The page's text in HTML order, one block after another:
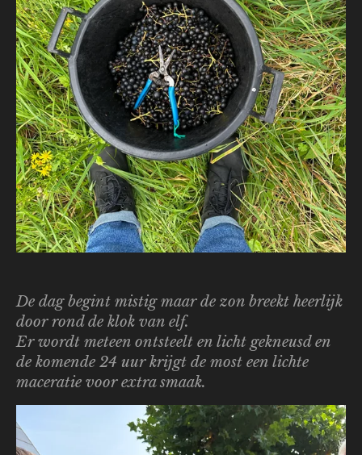
De dag begint mistig maar de zon breekt heerlijk
door rond de klok van elf.
Er wordt meteen ontsteelt en licht gekneusd en
de komende 24 uur krijgt de most een lichte
maceratie voor extra smaak.